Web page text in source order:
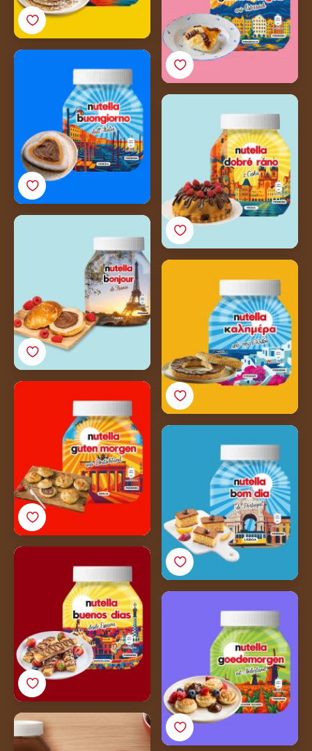
Nutellom<sup>®</sup>
ukrašen
Nutellom<sup>®</sup>
Nutellom<sup>®</sup>
susamom (Koulouri
Thessalonikis)
Nutellom<sup>®</sup>
Churros
Urolane palačinke sa